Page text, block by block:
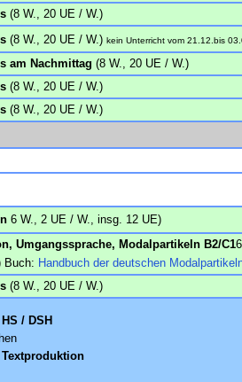
(8 W., 20 UE / W.)
(8 W., 20 UE / W.) kein Unterricht vom 21.12. bis
am Nachmittag (8 W., 20 UE / W.)
(8 W., 20 UE / W.)
(8 W., 20 UE / W.)
6 W., 2 UE / W., insg. 12 UE)
Umgangssprache, Modalpartikeln B2/C1
Buch: Handbuch der deutschen
(8 W., 20 UE / W.)
/ DSH